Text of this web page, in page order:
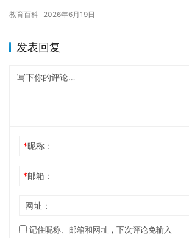
起来，那…
教育百科 2026年6月19日
发表回复
*昵称：
*邮箱：
网址：
记住昵称、邮箱和网址，下次评论免输入